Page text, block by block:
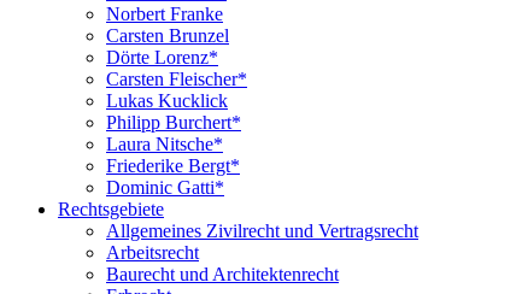
Norbert Franke
Carsten Brunzel
Dörte Lorenz*
Carsten Fleischer*
Lukas Kucklick
Philipp Burchert*
Laura Nitsche*
Friederike Bergt*
Dominic Gatti*
Rechtsgebiete
Allgemeines Zivilrecht und Vertragsrecht
Arbeitsrecht
Baurecht und Architektenrecht